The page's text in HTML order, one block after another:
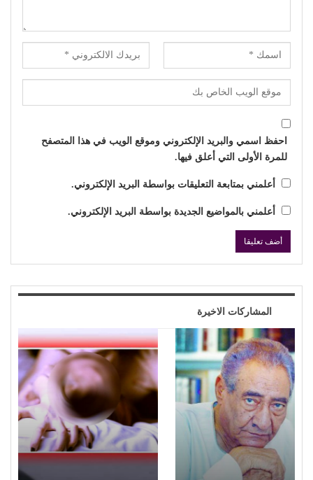
احفظ اسمي والبريد الإلكتروني وموقع الويب في هذا المتصفح
للمرة الأولى التي أعلق فيها.
أعلمني بمتابعة التعليقات بواسطة البريد الإلكتروني.
أعلمني بالمواضيع الجديدة بواسطة البريد الإلكتروني.
المشاركات الاخيرة